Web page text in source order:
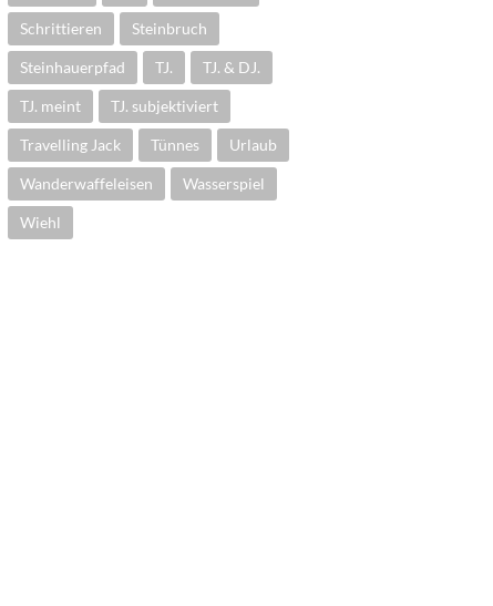
Schrittieren Steinbruch
Steinhauerpfad TJ. TJ. & DJ.
TJ. meint TJ. subjektiviert
Travelling Jack Tünnes Urlaub
Wanderwaffeleisen Wasserspiel
Wiehl